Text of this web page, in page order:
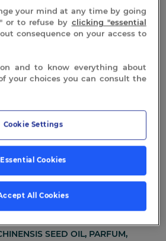
bénéficient ainsi des
et silicatées de la
».
dubeurre de karitéconfèrent
onctueuse et riche. Au
vera.
Appliquer matin et soir sur
nettoyés.
le contour des yeux.
ANNUUS SEED OIL,
BUTTER, SESAMUM
ALCOHOL, CERA ALBA,
CITRATE, TOCOPHEROL,
SEED OIL, PARFUM,
your mind at any time by going
or to refuse by clicking "essential
consequence on your access to
and to know everything about
your choices you can consult the
Cookie Settings
Essential Cookies
All Cookies